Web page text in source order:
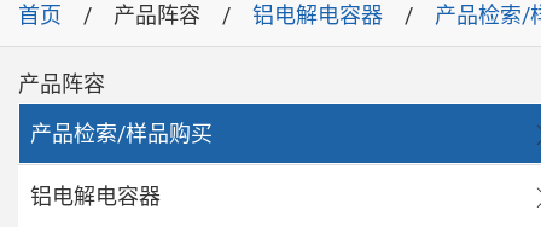
首页 产品阵容 铝电解电容器 产品检索/
产品阵容
产品检索/样品购买
铝电解电容器